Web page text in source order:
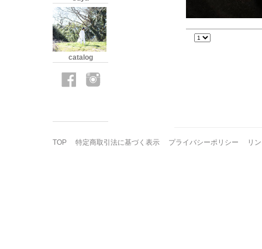
catalog
TOP 特定商取引法に基づく表示 プライバシーポリシー リ